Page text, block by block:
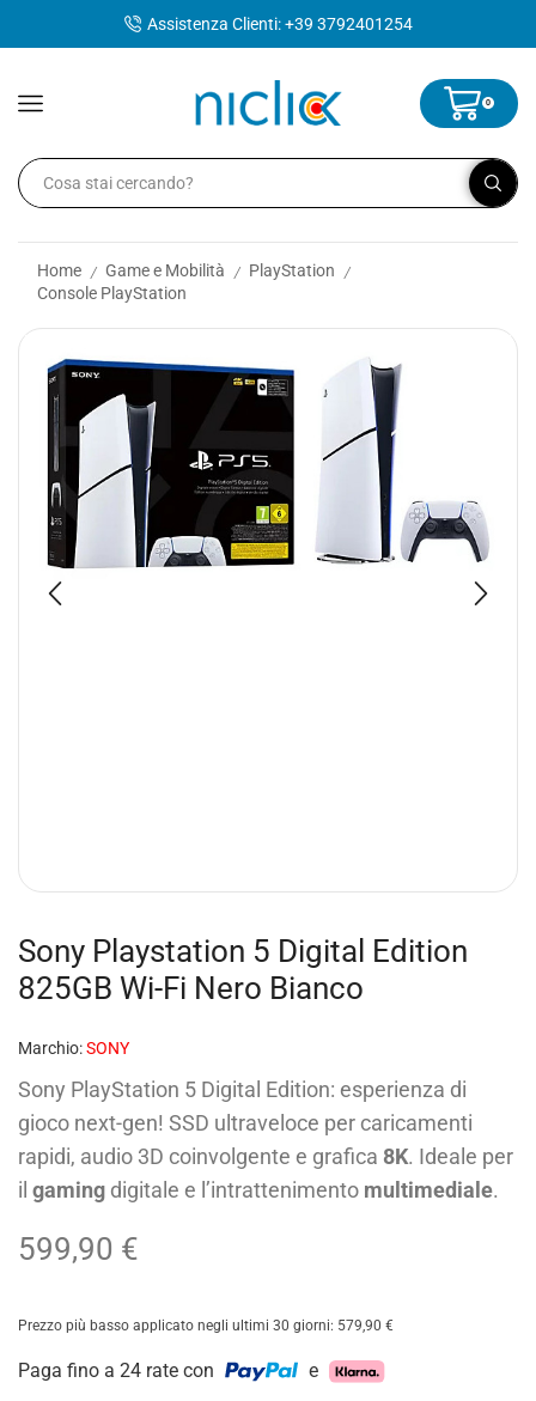
Assistenza Clienti: +39 3792401254
0
Home / Game e Mobilità / PlayStation /
Console PlayStation
Sony Playstation 5 Digital Edition
825GB Wi-Fi Nero Bianco
Marchio:SONY
Sony PlayStation 5 Digital Edition: esperienza di
gioco next-gen! SSD ultraveloce per caricamenti
rapidi, audio 3D coinvolgente e grafica 8K. Ideale per
il gaming digitale e l’intrattenimento multimediale.
599,90 €
Prezzo più basso applicato negli ultimi 30 giorni: 579,90 €
Paga fino a 24 rate con e